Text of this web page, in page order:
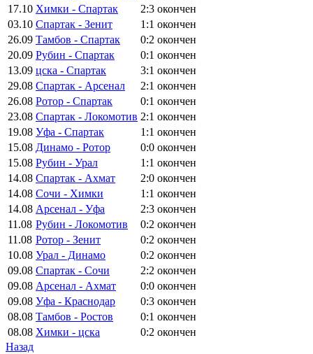
17.10 Химки - Спартак 2:3 окончен
03.10 Спартак - Зенит 1:1 окончен
26.09 Тамбов - Спартак 0:2 окончен
20.09 Рубин - Спартак 0:1 окончен
13.09 цска - Спартак 3:1 окончен
29.08 Спартак - Арсенал 2:1 окончен
26.08 Ротор - Спартак 0:1 окончен
23.08 Спартак - Локомотив 2:1 окончен
19.08 Уфа - Спартак 1:1 окончен
15.08 Динамо - Ротор 0:0 окончен
15.08 Рубин - Урал 1:1 окончен
14.08 Спартак - Ахмат 2:0 окончен
14.08 Сочи - Химки 1:1 окончен
14.08 Арсенал - Уфа 2:3 окончен
11.08 Рубин - Локомотив 0:2 окончен
11.08 Ротор - Зенит 0:2 окончен
10.08 Урал - Динамо 0:2 окончен
09.08 Спартак - Сочи 2:2 окончен
09.08 Арсенал - Ахмат 0:0 окончен
09.08 Уфа - Краснодар 0:3 окончен
08.08 Тамбов - Ростов 0:1 окончен
08.08 Химки - цска 0:2 окончен
Назад